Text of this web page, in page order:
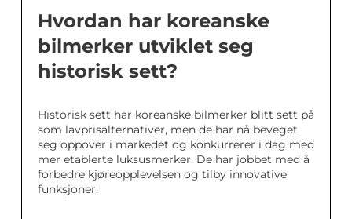
Hvordan har koreanske
bilmerker utviklet seg
historisk sett?
Historisk sett har koreanske bilmerker blitt sett på
som lavprisalternativer, men de har nå beveget
seg oppover i markedet og konkurrerer i dag med
mer etablerte luksusmerker. De har jobbet med å
forbedre kjøreopplevelsen og tilby innovative
funksjoner.